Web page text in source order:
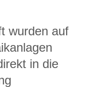
wurden auf
in die